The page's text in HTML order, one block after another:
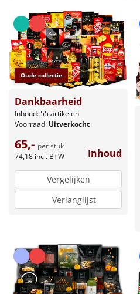
Oude collectie
Dankbaarheid
Inhoud: 55 artikelen
Voorraad: Uitverkocht
65,- per stuk
74,18 incl. BTW Inhoud
Vergelijken
Verlanglijst